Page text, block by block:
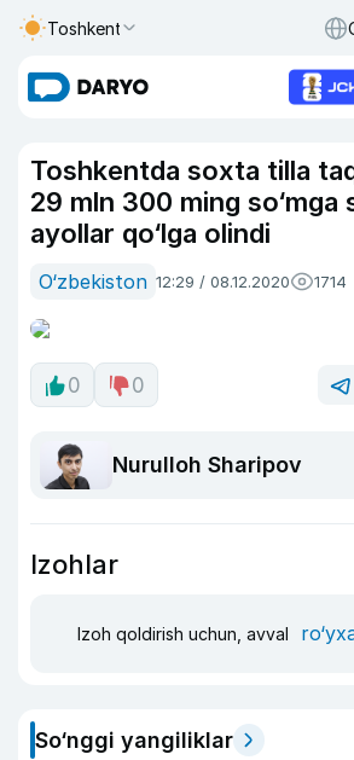
Toshkent
Toshkentda soxta tilla
29 mln 300 ming so‘mga
ayollar qo‘lga olindi
O‘zbekiston 12:29 / 08.12.2020 1714
0 0
Nurulloh Sharipov
Izohlar
Izoh qoldirish uchun, avval
So‘nggi yangiliklar